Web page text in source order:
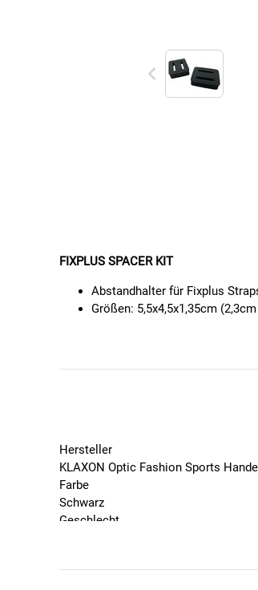
FIXPLUS SPACER KIT
Abstandhalter für Fixplus
Größen: 5,5x4,5x1,35cm
Hersteller
KLAXON Optic Fashion Sports
Farbe
Schwarz
Geschlecht
FIXPLUS